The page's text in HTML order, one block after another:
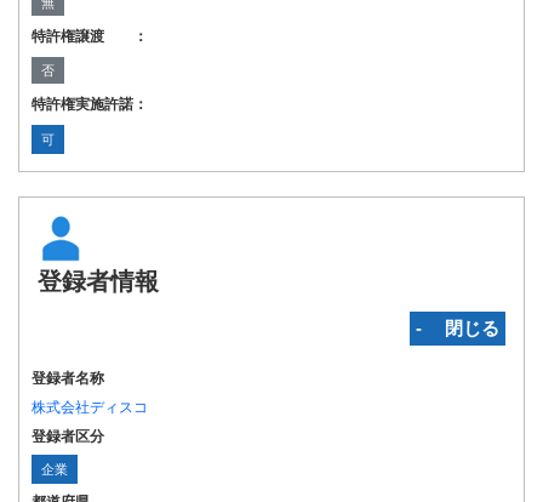
特許権譲渡 ：
否
特許権実施許諾：
可
登録者情報
‐ 閉じる
登録者名称
株式会社ディスコ
登録者区分
企業